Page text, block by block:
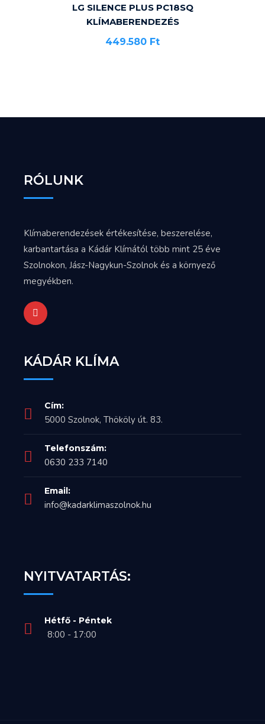
LG SILENCE PLUS PC18SQ
KLÍMABERENDEZÉS
449.580 Ft
RÓLUNK
Klímaberendezések értékesítése, beszerelése,
karbantartása a Kádár Klímától több mint 25 éve
Szolnokon, Jász-Nagykun-Szolnok és a környező
megyékben.
KÁDÁR KLÍMA
Cím:
5000 Szolnok, Thököly út. 83.
Telefonszám:
0630 233 7140
Email:
info@kadarklimaszolnok.hu
NYITVATARTÁS:
Hétfő - Péntek
8:00 - 17:00